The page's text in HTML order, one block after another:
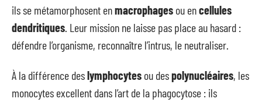
ils se métamorphosent enmacrophages ou encellules
dendritiques . Leur mission ne laisse pas place au hasard :
défendre l’organisme, reconnaître l’intrus, le neutraliser.
À la différence deslymphocytes ou despolynucléaires, les
monocytes excellent dans l’art de la phagocytose : ils